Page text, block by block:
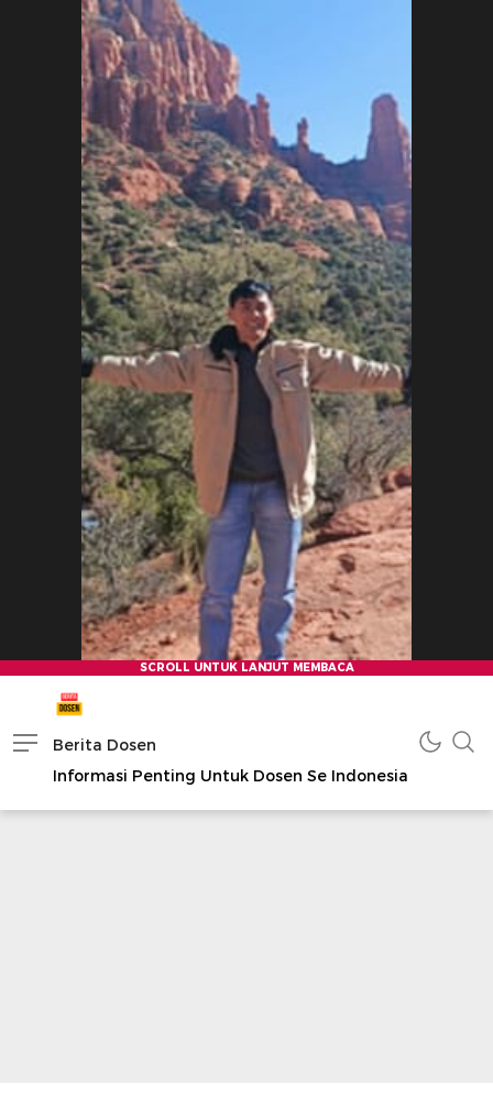
Berita Dosen
Informasi Penting Untuk Dosen Se Indonesia